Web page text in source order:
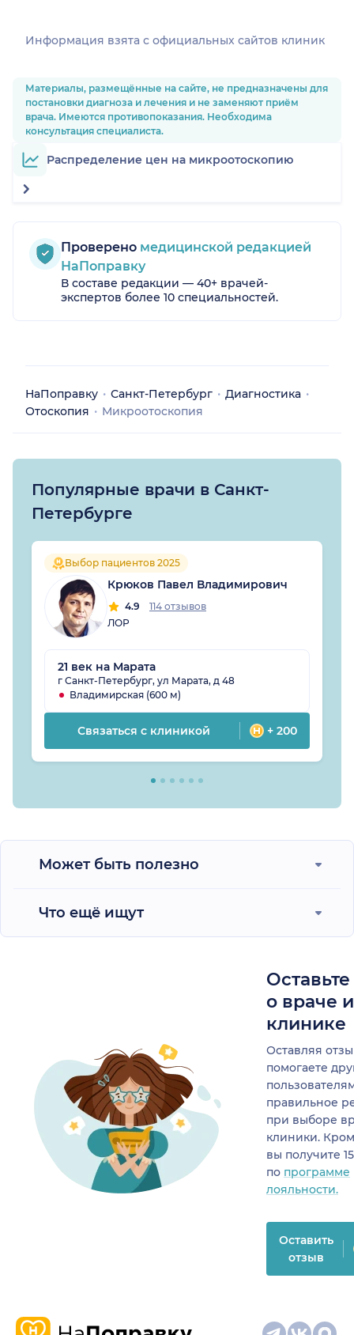
Информация взята c официальных сайтов клиник
Материалы, размещённые на сайте, не предназначены для
постановки диагноза и лечения и не заменяют приём
врача. Имеются противопоказания. Необходима
консультация специалиста.
Распределение цен на микроотоскопию
Проверено медицинской редакцией
НаПоправку
В составе редакции — 40+ врачей-
экспертов более 10 специальностей.
НаПоправку Санкт-Петербург
Диагностика
Отоскопия
Микроотоскопия
Популярные врачи в Санкт-
Петербурге
Выбор пациентов 2025
Крюков Павел Владимирович
4.9
114 отзывов
ЛОР
21 век на Марата
г Санкт-Петербург, ул Марата, д 48
Владимирская (600 м)
Связаться с клиникой + 200
Может быть полезно
Что ещё ищут
о враче
клинике
Оставляя
помогаете
правильное
при выборе
клиники.
вы получите
по программе
лояльности.
Оставить
отзыв